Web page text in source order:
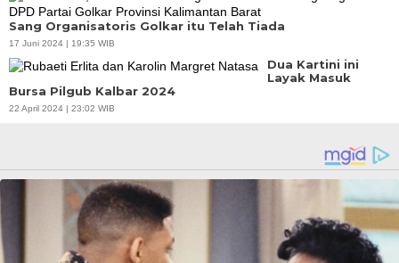
Sang Organisatoris Golkar itu Telah Tiada
17 Juni 2024 | 19:35 WIB
Dua Kartini ini
Layak Masuk
Bursa Pilgub Kalbar 2024
22 April 2024 | 23:02 WIB